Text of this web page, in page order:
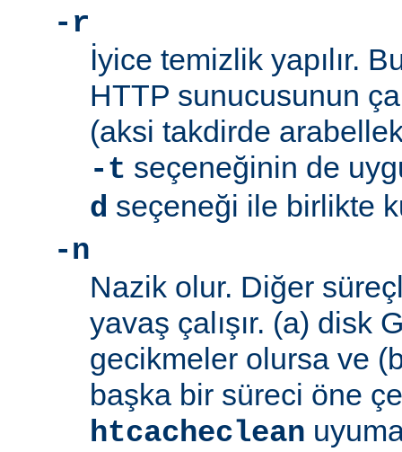
-r
İyice temizlik yapılır.
HTTP sunucusunun
(aksi takdirde
-t seçeneğinin de
d seçeneği ile birlikte
-n
Nazik olur. Diğer
yavaş çalışır. (a) disk
gecikmeler olursa ve
başka bir süreci öne
htcacheclean